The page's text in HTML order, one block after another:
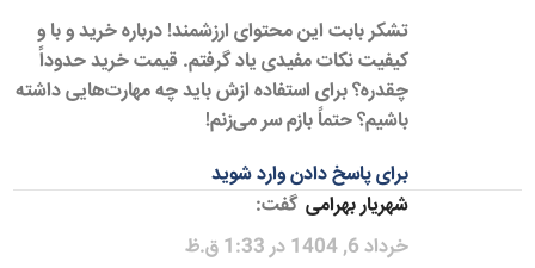
تشکر بابت این محتوای ارزشمند! درباره خرید و با و
کیفیت نکات مفیدی یاد گرفتم. قیمت خرید حدوداً
چقدره؟ برای استفاده ازش باید چه مهارت‌هایی داشته
باشیم؟ حتماً بازم سر می‌زنم!
برای پاسخ دادن وارد شوید
شهریار بهرامی گفت:
خرداد 6, 1404 در 1:33 ق.ظ